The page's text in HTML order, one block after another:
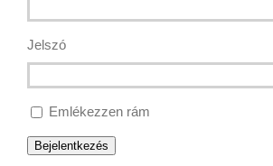
Jelszó
Emlékezzen rám
Bejelentkezés